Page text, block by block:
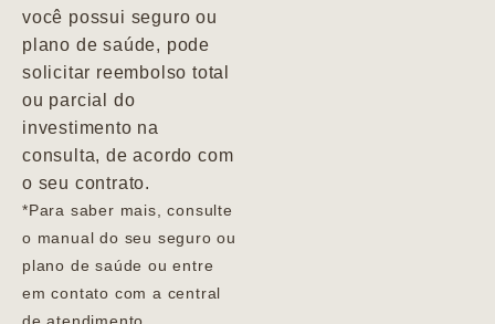
você possui seguro ou
plano de saúde, pode
solicitar reembolso total
ou parcial do
investimento na
consulta, de acordo com
o seu contrato.
*Para saber mais, consulte
o manual do seu seguro ou
plano de saúde ou entre
em contato com a central
de atendimento.